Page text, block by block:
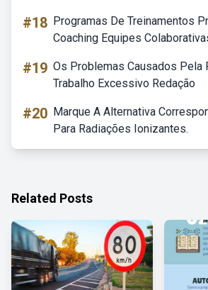
#18 Programas De Treinamentos
Coaching Equipes
#19 Os Problemas Causados Pela
Trabalho Excessivo Redação
#20 Marque A Alternativa
Para Radiações Ionizantes.
Related Posts